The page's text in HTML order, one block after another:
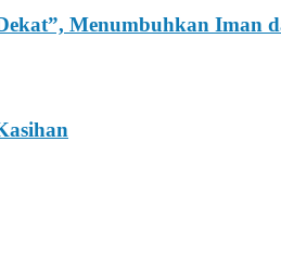
Menumbuhkan Iman